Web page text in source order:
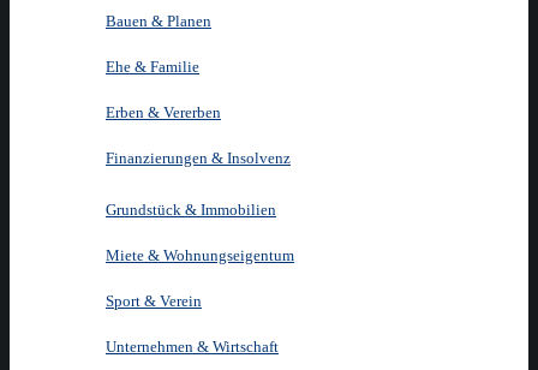
Bauen & Planen
Ehe & Familie
Erben & Vererben
Finanzierungen & Insolvenz
Grundstück & Immobilien
Miete & Wohnungseigentum
Sport & Verein
Unternehmen & Wirtschaft